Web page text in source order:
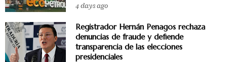
4 days ago
Registrador Hernán Penagos rechaza
denuncias de fraude y defiende
transparencia de las elecciones
presidenciales